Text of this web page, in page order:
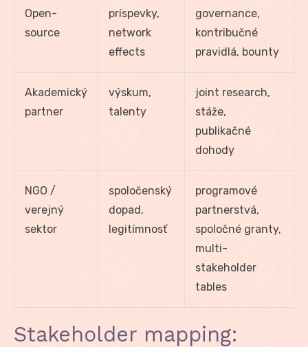
Open-
source
príspevky,
network
effects
governance,
kontribučné
pravidlá, bounty
Akademický
partner
výskum,
talenty
joint research,
stáže,
publikačné
dohody
NGO /
verejný
sektor
spoločenský
dopad,
legitímnosť
programové
partnerstvá,
spoločné granty,
multi-
stakeholder
tables
Stakeholder mapping: